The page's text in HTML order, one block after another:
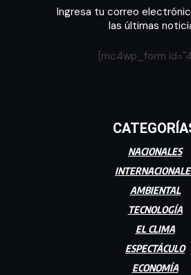
Ingresa tu correo
las últimas
[mc4wp_form
NACIONALES
AMBIENTAL
TECNOLOGÍA
EL CLIMA
ESPECTÁCULO
ECONOMÍA